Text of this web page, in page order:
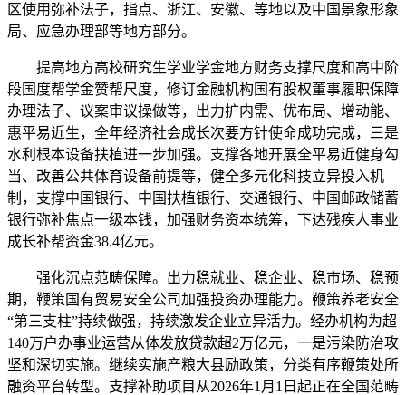
区使用弥补法子，指点、浙江、安徽、等地以及中国景象形象
局、应急办理部等地方部分。
提高地方高校研究生学业学金地方财务支撑尺度和高中阶
段国度帮学金赞帮尺度，修订金融机构国有股权董事履职保障
办理法子、议案审议操做等，出力扩内需、优布局、增动能、
惠平易近生，全年经济社会成长次要方针使命成功完成，三是
水利根本设备扶植进一步加强。支撑各地开展全平易近健身勾
当、改善公共体育设备前提等，健全多元化科技立异投入机
制，支撑中国银行、中国扶植银行、交通银行、中国邮政储蓄
银行弥补焦点一级本钱，加强财务资本统筹，下达残疾人事业
成长补帮资金38.4亿元。
强化沉点范畴保障。出力稳就业、稳企业、稳市场、稳预
期，鞭策国有贸易安全公司加强投资办理能力。鞭策养老安全
“第三支柱”持续做强，持续激发企业立异活力。经办机构为超
140万户办事业运营从体发放贷款超2万亿元，一是污染防治攻
坚和深切实施。继续实施产粮大县励政策，分类有序鞭策处所
融资平台转型。支撑补助项目从2026年1月1日起正在全国范畴